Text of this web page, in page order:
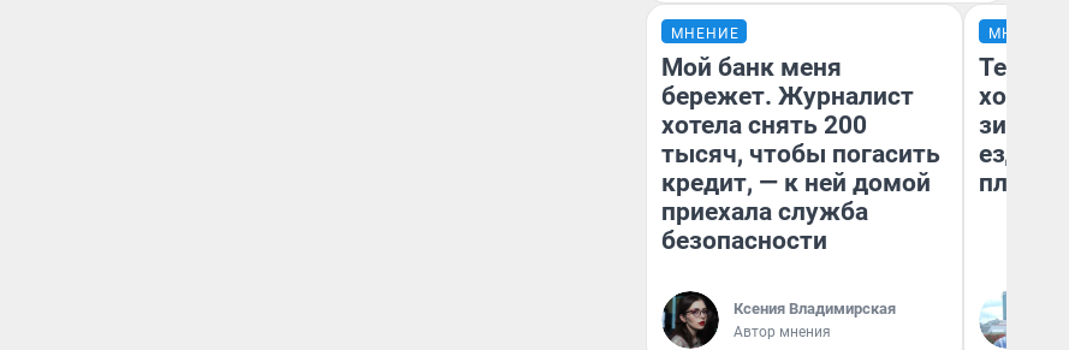
МНЕНИЕ
Мой банк меня
бережет. Журналист
хотела снять 200
тысяч, чтобы погасить
кредит, — к ней домой
приехала служба
безопасности
Ксения Владимирская
Автор мнения
МНЕНИЕ
Тепло
зимой.
ездит
плюсы